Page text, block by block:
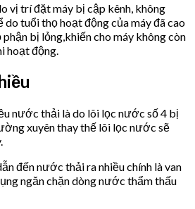
vị trí đặt máy bị cập kênh, không
do tuổi thọ hoạt động của máy đã cao
bị lỏng,khiến cho máy không còn
hoạt động.
nước thải là do lõi lọc nước số 4 bị
xuyên thay thế lõi lọc nước sẽ
đến nước thải ra nhiều chính là van
ngăn chặn dòng nước thẩm thấu